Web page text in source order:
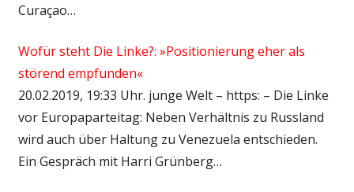
Curaçao…
Wofür steht Die Linke?: »Positionierung eher als
störend empfunden«
20.02.2019, 19:33 Uhr. junge Welt – https: – Die Linke
vor Europaparteitag: Neben Verhältnis zu Russland
wird auch über Haltung zu Venezuela entschieden.
Ein Gespräch mit Harri Grünberg…